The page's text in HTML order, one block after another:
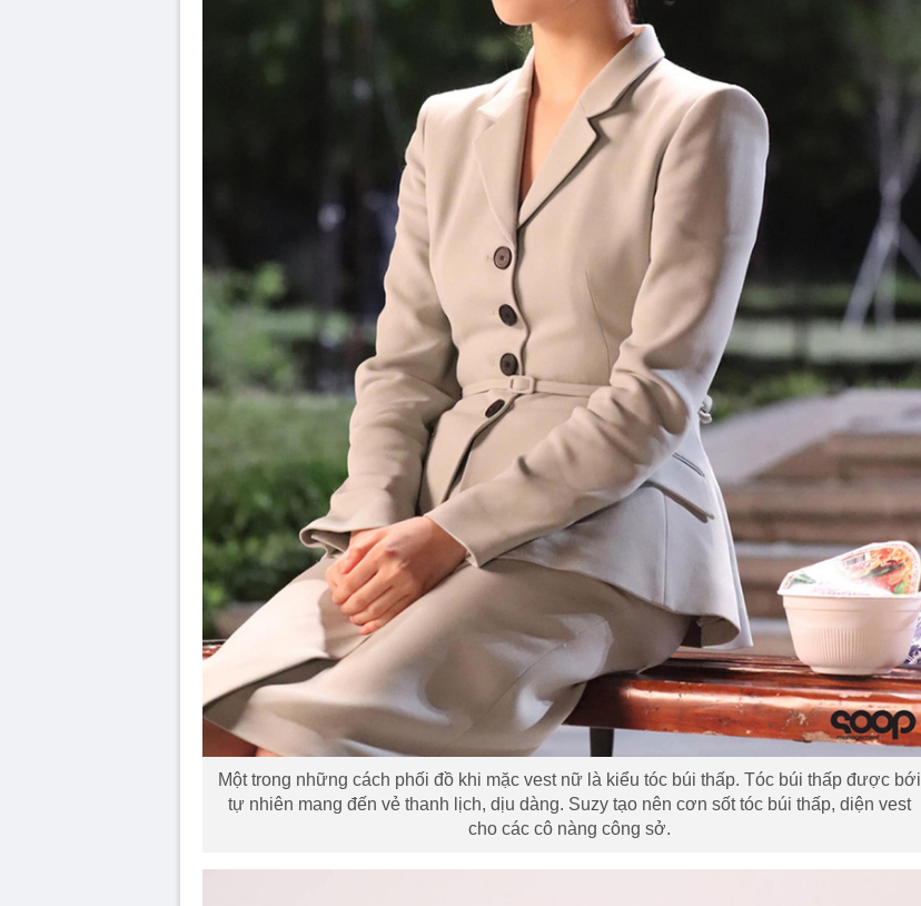
Một trong những cách phối đồ khi mặc vest nữ là kiểu tóc búi thấp. Tóc búi thấp được bới
tự nhiên mang đến vẻ thanh lịch, dịu dàng. Suzy tạo nên cơn sốt tóc búi thấp, diện vest
cho các cô nàng công sở.